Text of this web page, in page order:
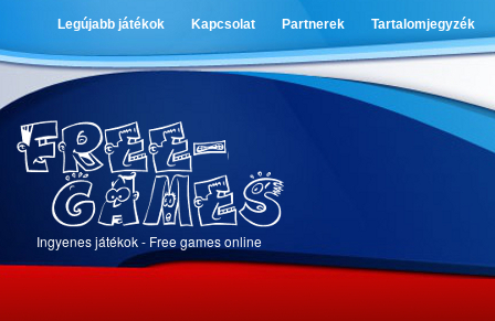
Legújabb játékok Kapcsolat Partnerek Tartalomjegyzék
Ingyenes játékok - Free games online